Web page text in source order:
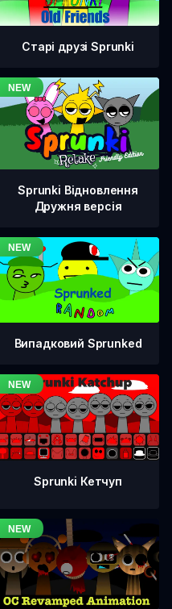
Старі друзі Sprunki
Sprunki Відновлення
Дружня версія
Випадковий Sprunked
Sprunki Кетчуп